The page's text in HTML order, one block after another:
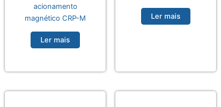
acionamento
magnético CRP-M
Ler mais
Ler mais